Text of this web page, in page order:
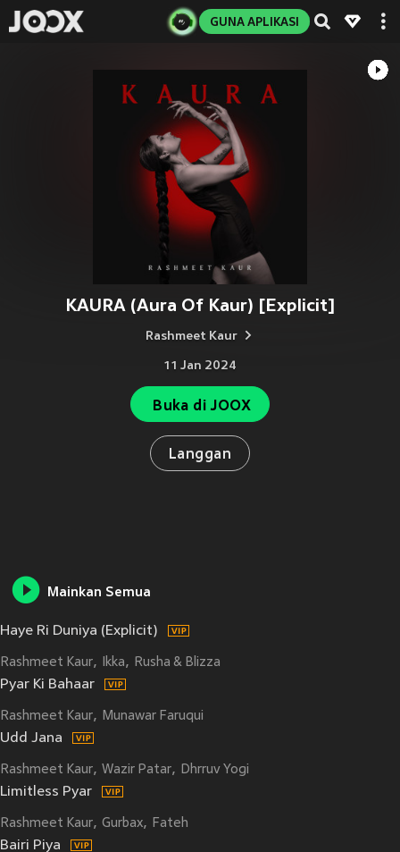
GUNA APLIKASI
KAURA (Aura Of Kaur) [Explicit]
Rashmeet Kaur
11 Jan 2024
Buka di JOOX
Langgan
Mainkan Semua
Haye Ri Duniya (Explicit)
Rashmeet Kaur Ikka Rusha & Blizza
Pyar Ki Bahaar
Rashmeet Kaur Munawar Faruqui
Udd Jana
Rashmeet Kaur Wazir Patar Dhrruv Yogi
Limitless Pyar
Rashmeet Kaur Gurbax Fateh
Bairi Piya